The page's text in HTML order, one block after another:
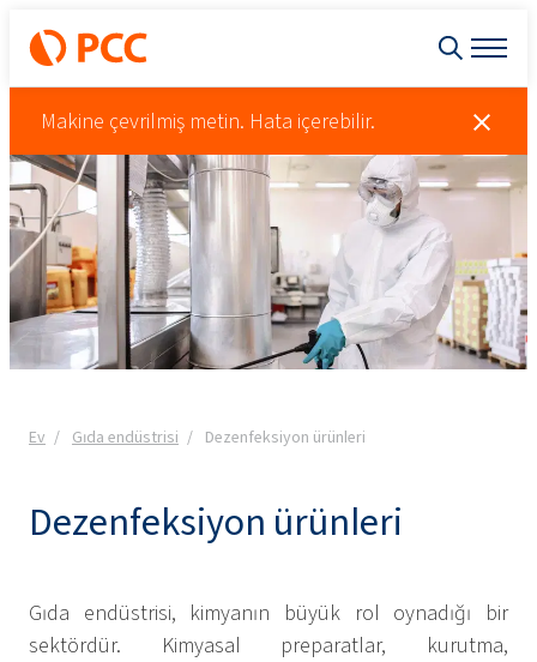
Makine çevrilmiş metin. Hata içerebilir.
Ev Gıda endüstrisi Dezenfeksiyon ürünleri
Dezenfeksiyon ürünleri
Gıda endüstrisi, kimyanın büyük rol oynadığı bir
sektördür. Kimyasal preparatlar, kurutma,